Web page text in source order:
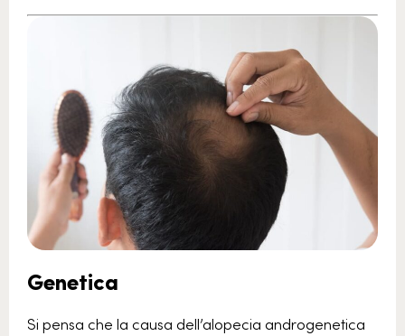
Genetica
Si pensa che la causa dell’alopecia androgenetica